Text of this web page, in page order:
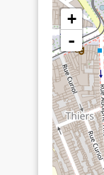
+
-